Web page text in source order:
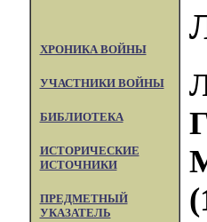
ХРОНИКА ВОЙНЫ
УЧАСТНИКИ ВОЙНЫ
БИБЛИОТЕКА
ИСТОРИЧЕСКИЕ
ИСТОЧНИКИ
ПРЕДМЕТНЫЙ
УКАЗАТЕЛЬ